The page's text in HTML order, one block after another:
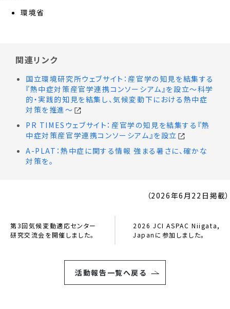
環境省
関連リンク
国立環境研究所ウェブサイト：産官学の知見を結集する
『熱中症対策産官学連携コンソーシアム』を設立～科学
的・実践的知見を結集し、気候変動下における熱中症
対策を推進～
PR TIMESウェブサイト：産官学の知見を結集する『熱
中症対策産官学連携コンソーシアム』を設立
A-PLAT：熱中症に関する情報 強まる暑さに、確かな
対策を。
（2026年6月22日掲載）
2026 JCI ASPAC Niigata,
Japanに参加しました。
第3回気候変動適応センター
研究交流会を開催しました。
活動報告一覧へ戻る